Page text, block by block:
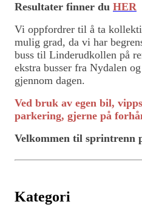
Resultater finner du HER
Vi oppfordrer til å ta
mulig grad, da vi har
buss til Linderudkollen på
ekstra busser fra Nydalen
gjennom dagen.
Ved bruk av egen bil,
parkering, gjerne på
Velkommen til sprintrenn
Kategori